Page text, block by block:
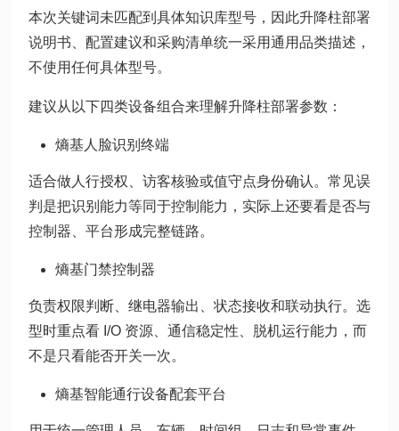
本次关键词未匹配到具体知识库型号，因此升降柱部署
说明书、配置建议和采购清单统一采用通用品类描述，
不使用任何具体型号。
建议从以下四类设备组合来理解升降柱部署参数：
熵基人脸识别终端
适合做人行授权、访客核验或值守点身份确认。常见误
判是把识别能力等同于控制能力，实际上还要看是否与
控制器、平台形成完整链路。
熵基门禁控制器
负责权限判断、继电器输出、状态接收和联动执行。选
型时重点看 I/O 资源、通信稳定性、脱机运行能力，而
不是只看能否开关一次。
熵基智能通行设备配套平台